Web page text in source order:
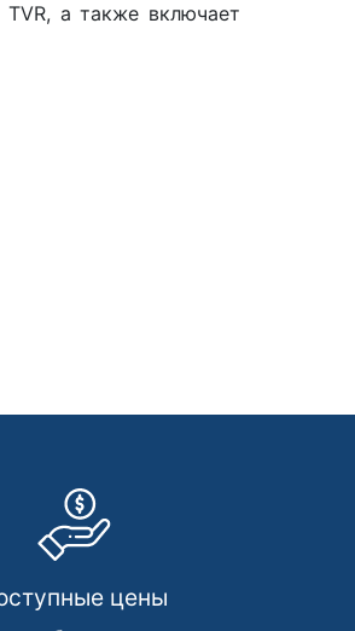
а также включает
цены